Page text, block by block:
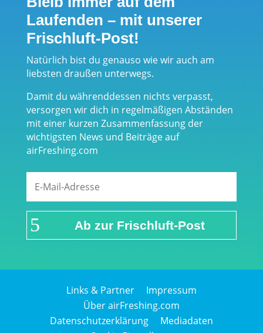
Abenteuer
Laufenden – mit unserer
Frischluft-Post!
Natürlich bist du genauso wie wir auch am
liebsten draußen unterwegs.
Damit du währenddessen nichts verpasst,
versorgen wir dich in regelmäßigen Abständen
mit einer kurzen Zusammenfassung der
wichtigsten News und Beiträge auf
airFreshing.com
Ab zur Frischluft-Post
Links & Partner
Impressum
Über airFreshing.com
Datenschutzerklärung
Mediadaten